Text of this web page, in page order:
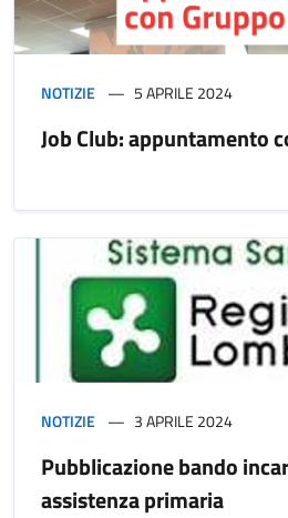
NOTIZIE 5 APRILE 2024
Job Club: appuntamento
NOTIZIE 3 APRILE 2024
Pubblicazione bando
assistenza primaria